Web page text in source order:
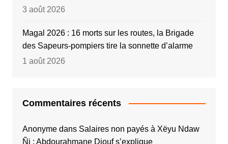
3 août 2026
Magal 2026 : 16 morts sur les routes, la Brigade
des Sapeurs-pompiers tire la sonnette d’alarme
1 août 2026
Commentaires récents
Anonymedans Salaires non payés à Xëyu Ndaw
Ñi : Abdourahmane Diouf s’explique